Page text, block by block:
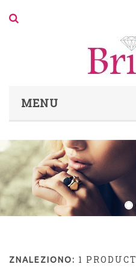
MENU
ZNALEZIONO: 1 PRODUCT